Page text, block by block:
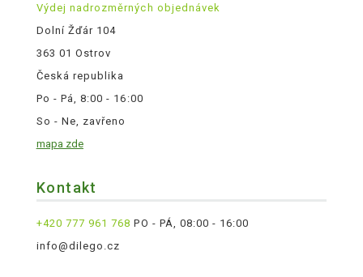
Výdej nadrozměrných objednávek
Dolní Žďár 104
363 01 Ostrov
Česká republika
Po - Pá, 8:00 - 16:00
So - Ne, zavřeno
mapa zde
Kontakt
+420 777 961 768 PO - PÁ, 08:00 - 16:00
info@dilego.cz